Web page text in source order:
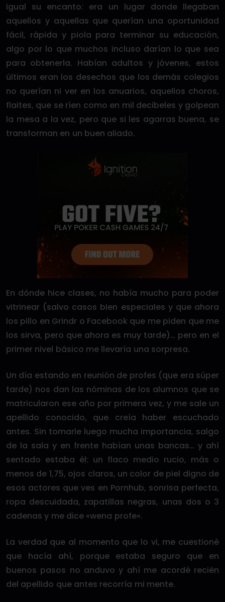
igual su encanto: era un lugar donde llegaban
aquellos y aquellas que querían una oportunidad
fácil, rápida y piola para terminar su educación,
algo por lo que muchos incluso darían lo que sea
para obtenerla. Habían adultos y jóvenes, estos
últimos eran los desechos que los demás colegios
no querían ni ver en los anuarios, aquellos choros,
flaites, que se ríen como en mil decibeles y golpean
la mesa a la vez, pero que si les agarras buena, se
transforman en un buen aliado.
En dónde hice clases, no había mucho para poder
vitrinear (salvo casos bien especiales y que ahora
los pillo en Grindr o Facebook que me piden que me
los sirva, pero que ahora es muy tarde)… pero en el
primer nivel básico me llevaría una sorpresa.
Un día estando en reunión de profes (que era súper
tarde) nos dan las nóminas de los alumnos que se
matricularon ese año por primera vez, y me sale un
apellido conocido, que creía haber escuchado
antes. Sin tomarle luego mucha importancia, salgo
de la sala y en frente habían unas bancas… y ahí
sentado estaba él: un flaco medio rucio, más o
menos de 1,75, ojos claros, un color de piel digno de
esos actores que ves en Pornhub, sonrisa perfecta,
ropa descuidada, zapatillas negras, unas dos o 3
cadenas y me dice «wena profe».
La verdad que al momento que lo vi, me cuestioné
que hacía ahí, porque estaba seguro que en
buenos pasos no anduvo y ahí me acordé recién
del apellido que antes recorría mi mente.